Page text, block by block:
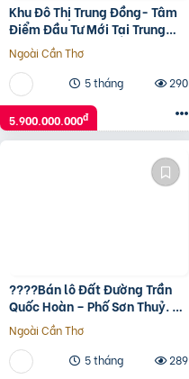
Khu Đô Thị Trung Đồng- Tâm
Điểm Đầu Tư Mới Tại Trung
Đồng – Việt Yên
Ngoài Cần Thơ
5 tháng
290
5.900.000.000đ
????Bán lô Đất Đường Trần
Quốc Hoàn – Phố Sơn Thuỷ. LH
0905233234
Ngoài Cần Thơ
5 tháng
289